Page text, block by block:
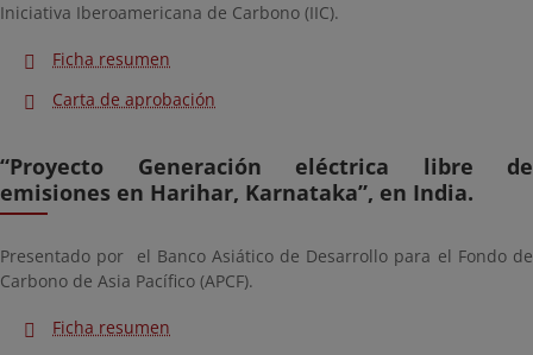
Iniciativa Iberoamericana de Carbono (IIC).
Ficha resumen
Carta de aprobación
“Proyecto Generación eléctrica libre de
emisiones en Harihar, Karnataka”, en India.
Presentado por el Banco Asiático de Desarrollo para el Fondo de
Carbono de Asia Pacífico (APCF).
Ficha resumen